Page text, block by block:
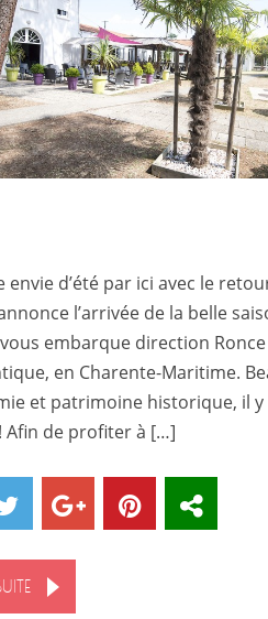
envie d’été par ici avec le
l’arrivée de la belle
embarque direction
en Charente-Maritime.
et patrimoine historique, il
Afin de profiter à […]